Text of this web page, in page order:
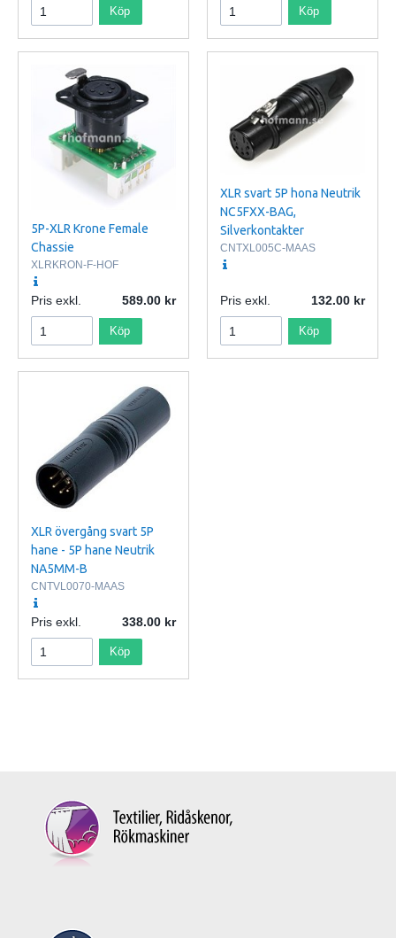
Köp Köp
5P-XLR Krone Female
Chassie
XLRKRON-F-HOF
Pris exkl. 589.00
Köp
XLR svart 5P hona Neutrik
NC5FXX-BAG,
Silverkontakter
CNTXL005C-MAAS
Pris exkl. 132.00
Köp
XLR övergång svart 5P
hane - 5P hane Neutrik
NA5MM-B
CNTVL0070-MAAS
Pris exkl. 338.00
Köp